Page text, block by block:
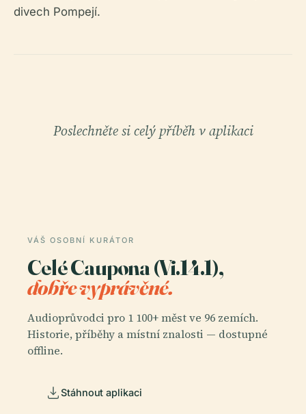
divech Pompejí.
Poslechněte si celý příběh v aplikaci
VÁŠ OSOBNÍ KURÁTOR
Celé Caupona (Vi.14.1),
dobře vyprávěné.
Audioprůvodci pro 1 100+ měst ve 96 zemích.
Historie, příběhy a místní znalosti — dostupné
offline.
Stáhnout aplikaci